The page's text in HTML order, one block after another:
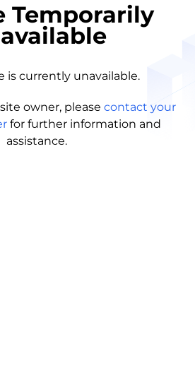
Temporarily
is currently unavailable.
owner, please contact your
for further information and
assistance.